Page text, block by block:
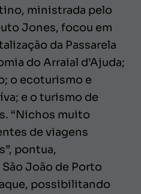
ministrada pelo
Jones, focou em
da Passarela
do Arraial d’Ajuda;
o ecoturismo e
e o turismo de
“Nichos muito
de viagens
pontua,
João de Porto
possibilitando